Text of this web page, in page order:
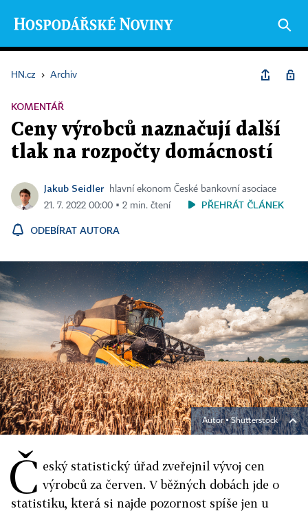
HN.cz › Archiv
KOMENTÁŘ
Ceny výrobců naznačují další
tlak na rozpočty domácností
Jakub Seidler
hlavní ekonom České bankovní asociace
21. 7. 2022 00:00 ▪ 2 min. čtení
PŘEHRÁT ČLÁNEK
ODEBÍRAT AUTORA
Autor ▪Shutterstock
Č eský statistický úřad zveřejnil vývoj cen
výrobců za červen. V běžných dobách jde o
statistiku, která si najde pozornost spíše jen u